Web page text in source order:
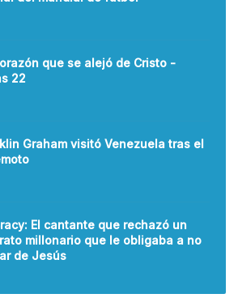
que se alejó de Cristo -
22
Graham visitó Venezuela tras el
El cantante que rechazó un
millonario que le obligaba a no
de Jesús